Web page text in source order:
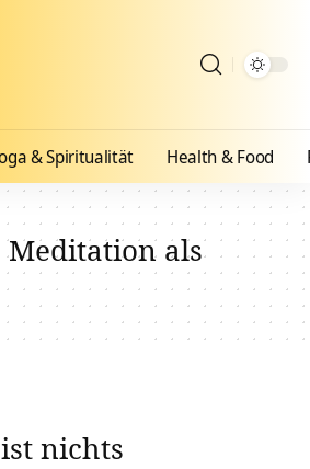
& Spiritualität Health & Food
Meditation als
nichts